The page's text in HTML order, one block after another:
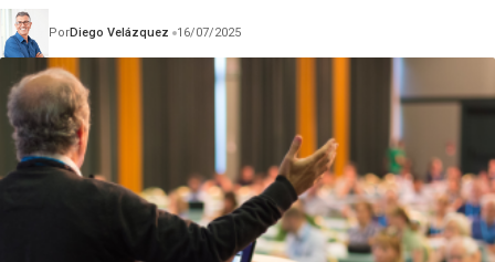
PorDiego Velázquez 16/07/2025